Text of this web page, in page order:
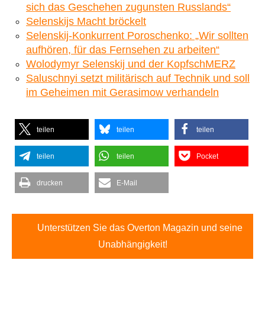
sich das Geschehen zugunsten Russlands“
Selenskijs Macht bröckelt
Selenskij-Konkurrent Poroschenko: „Wir sollten
aufhören, für das Fernsehen zu arbeiten“
Wolodymyr Selenskij und der KopfschMERZ
Saluschnyi setzt militärisch auf Technik und soll
im Geheimen mit Gerasimow verhandeln
teilen teilen teilen
teilen teilen Pocket
drucken E-Mail
Unterstützen Sie das Overton Magazin und seine
Unabhängigkeit!